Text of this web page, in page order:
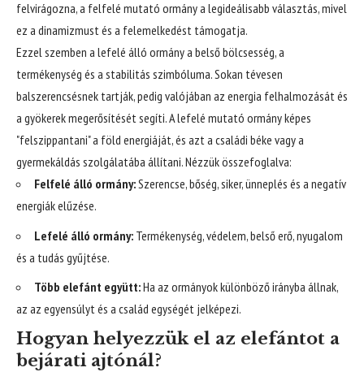
felvirágozna, a felfelé mutató ormány a legideálisabb választás, mivel
ez a dinamizmust és a felemelkedést támogatja.
Ezzel szemben a lefelé álló ormány a belső bölcsesség, a
termékenység és a stabilitás szimbóluma. Sokan tévesen
balszerencsésnek tartják, pedig valójában az energia felhalmozását és
a gyökerek megerősítését segíti. A lefelé mutató ormány képes
"felszippantani" a föld energiáját, és azt a családi béke vagy a
gyermekáldás szolgálatába állítani. Nézzük összefoglalva:
Felfelé álló ormány:Szerencse, bőség, siker, ünneplés és a negatív
energiák elűzése.
Lefelé álló ormány: Termékenység, védelem, belső erő, nyugalom
és a tudás gyűjtése.
Több elefánt együtt:Ha az ormányok különböző irányba állnak,
az az egyensúlyt és a család egységét jelképezi.
Hogyan helyezzük el az elefántot a
bejárati ajtónál?